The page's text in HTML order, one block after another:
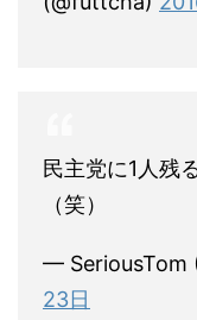
民主党に1人残
（笑）
— SeriousTom
23日